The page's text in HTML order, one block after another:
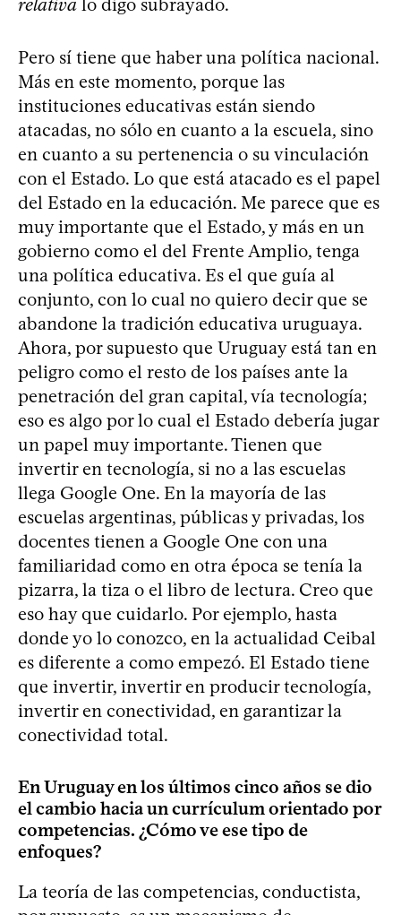
Pero sí tiene que haber una política nacional.
Más en este momento, porque las
instituciones educativas están siendo
atacadas, no sólo en cuanto a la escuela, sino
en cuanto a su pertenencia o su vinculación
con el Estado. Lo que está atacado es el papel
del Estado en la educación. Me parece que es
muy importante que el Estado, y más en un
gobierno como el del Frente Amplio, tenga
una política educativa. Es el que guía al
conjunto, con lo cual no quiero decir que se
abandone la tradición educativa uruguaya.
Ahora, por supuesto que Uruguay está tan en
peligro como el resto de los países ante la
penetración del gran capital, vía tecnología;
eso es algo por lo cual el Estado debería jugar
un papel muy importante. Tienen que
invertir en tecnología, si no a las escuelas
llega Google One. En la mayoría de las
escuelas argentinas, públicas y privadas, los
docentes tienen a Google One con una
familiaridad como en otra época se tenía la
pizarra, la tiza o el libro de lectura. Creo que
eso hay que cuidarlo. Por ejemplo, hasta
donde yo lo conozco, en la actualidad Ceibal
es diferente a como empezó. El Estado tiene
que invertir, invertir en producir tecnología,
invertir en conectividad, en garantizar la
conectividad total.
En Uruguay en los últimos cinco años se dio
el cambio hacia un currículum orientado por
competencias. ¿Cómo ve ese tipo de
enfoques?
La teoría de las competencias, conductista,